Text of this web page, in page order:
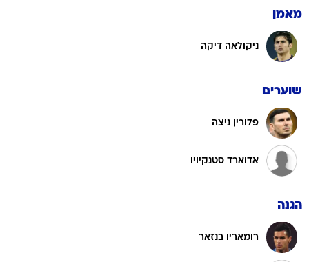
מאמן
ניקולאה דיקה
שוערים
פלורין ניצה
אדוארד סטנקיויו
הגנה
רומאריו בנזאר